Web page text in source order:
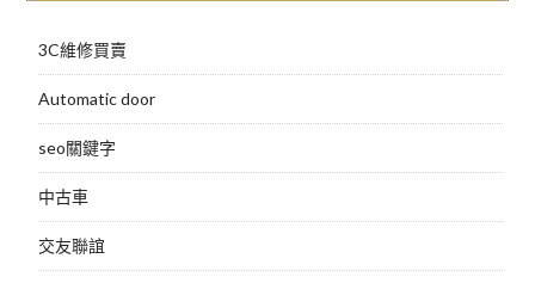
3C維修買賣
Automatic door
seo關鍵字
中古車
交友聯誼